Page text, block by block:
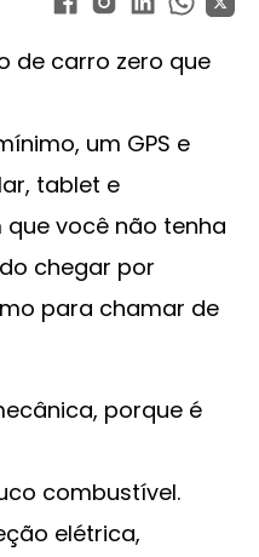
de carro zero que
um GPS e
tablet e
você não tenha
chegar por
para chamar de
porque é
combustível.
elétrica,